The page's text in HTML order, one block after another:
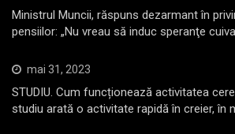
Ministrul Muncii, răspuns dezarmant în
pensiilor: „Nu vreau să induc speranţe
mai 31, 2023
STUDIU. Cum funcționează activitatea
studiu arată o activitate rapidă în creier, în